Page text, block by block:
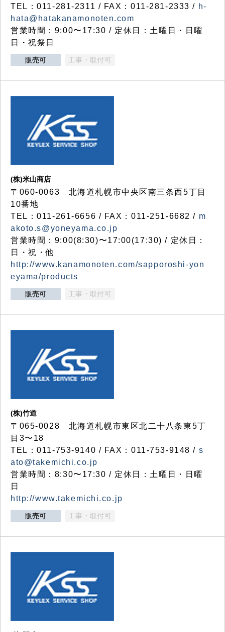
TEL：011-281-2311 / FAX：011-281-2333 / h-
hata@hatakanamonoten.com
営業時間：9:00〜17:30 / 定休日：土曜日・日曜
日・祝祭日
販売可 工事・取付可
(株)米山商店
〒060-0063 北海道札幌市中央区南三条西5丁目
10番地
TEL：011-261-6656 / FAX：011-251-6682 / m
akoto.s@yoneyama.co.jp
営業時間：9:00(8:30)〜17:00(17:30) / 定休日：
日・祝・他
http://www.kanamonoten.com/sapporoshi-yon
eyama/products
販売可 工事・取付可
(株)竹道
〒065-0028 北海道札幌市東区北二十八条東5丁
目3〜18
TEL：011-753-9140 / FAX：011-753-9148 / s
ato@takemichi.co.jp
営業時間：8:30〜17:30 / 定休日：土曜日・日曜
日
http://www.takemichi.co.jp
販売可 工事・取付可